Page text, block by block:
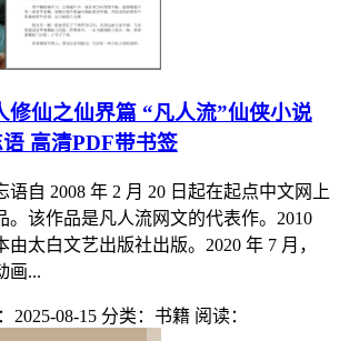
修仙之仙界篇 “凡人流”仙侠小说
高清PDF带书签
语自 2008 年 2 月 20 日起在起点中文网上
。该作品是凡人流网文的代表作。2010
太白文艺出版社出版。2020 年 7 月，
画...
2025-08-15 分类：书籍 阅读：